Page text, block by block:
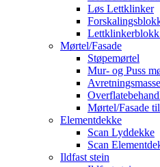
Løs Lettklinker
Mørtel/Fasade
Støpemørtel
Mur- og Puss
Avretningsmasse
Mørtel/Fasade
Elementdekke
Scan Lyddekke
Scan
Ildfast stein